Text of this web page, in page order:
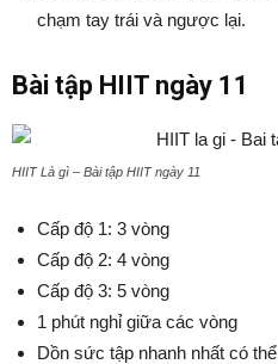
chạm tay trái và ngược lại.
Bài tập HIIT ngày 11
HIIT Là gì – Bài tập HIIT ngày 11
Cấp độ 1: 3 vòng
Cấp độ 2: 4 vòng
Cấp độ 3: 5 vòng
1 phút nghỉ giữa các vòng
Dồn sức tập nhanh nhất có